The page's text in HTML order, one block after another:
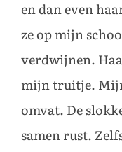
en dan even
ze op mijn
verdwijnen.
mijn truitje.
omvat. De
samen rust.